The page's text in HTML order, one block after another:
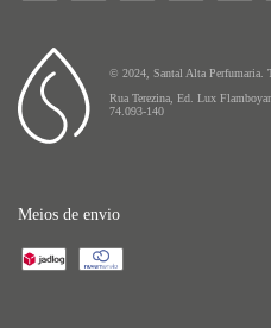
© 2024, Santal Alta Perfumaria.
Rua Terezina, Ed. Lux
74.093-140
Meios de envio